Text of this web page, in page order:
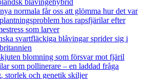
normala får oss att glömma hur det var
hos rapsfjärilar efter
som larver
svartfläckiga blåvingar sprider sig i
blomning som försvar mot fjäril
som pollinerare – en laddad fråga
storlek och genetik skiljer